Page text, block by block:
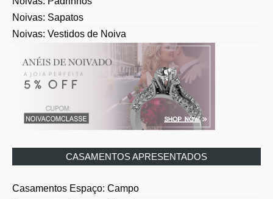
Noivas: Sapatos
Noivas: Vestidos de Noiva
CASAMENTOS APRESENTADOS
Casamentos Espaço: Campo